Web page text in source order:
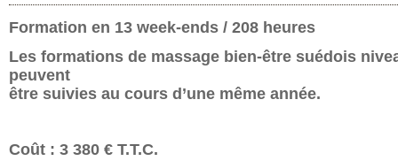
Formation en 13 week-ends / 208 heures
Les formations de massage bien-être suédois
peuvent
être suivies au cours d’une même année.
Coût : 3 380 € T.T.C.